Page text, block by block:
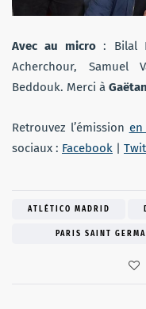
Avec au micro : Bilal
Acherchour, Samuel
Beddouk. Merci à
Retrouvez l’émission
sociaux : Facebook |
ATLÉTICO MADRID
PARIS SAINT